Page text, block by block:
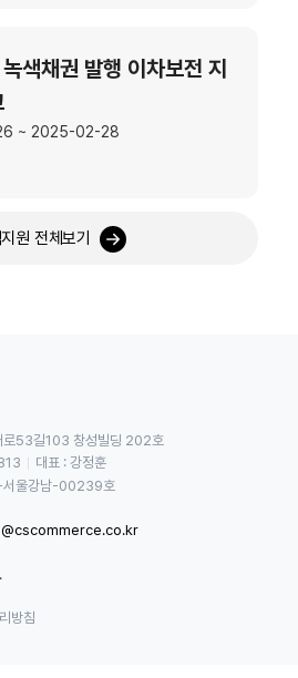
색채권 발행 이차보전 지
~ 2025-02-28
원 전체보기
로53길103 창성빌딩 202호
대표 : 강정훈
서울강남-00239호
방침